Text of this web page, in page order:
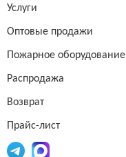
Услуги
Оптовые продажи
Пожарное оборудование
Распродажа
Возврат
Прайс-лист